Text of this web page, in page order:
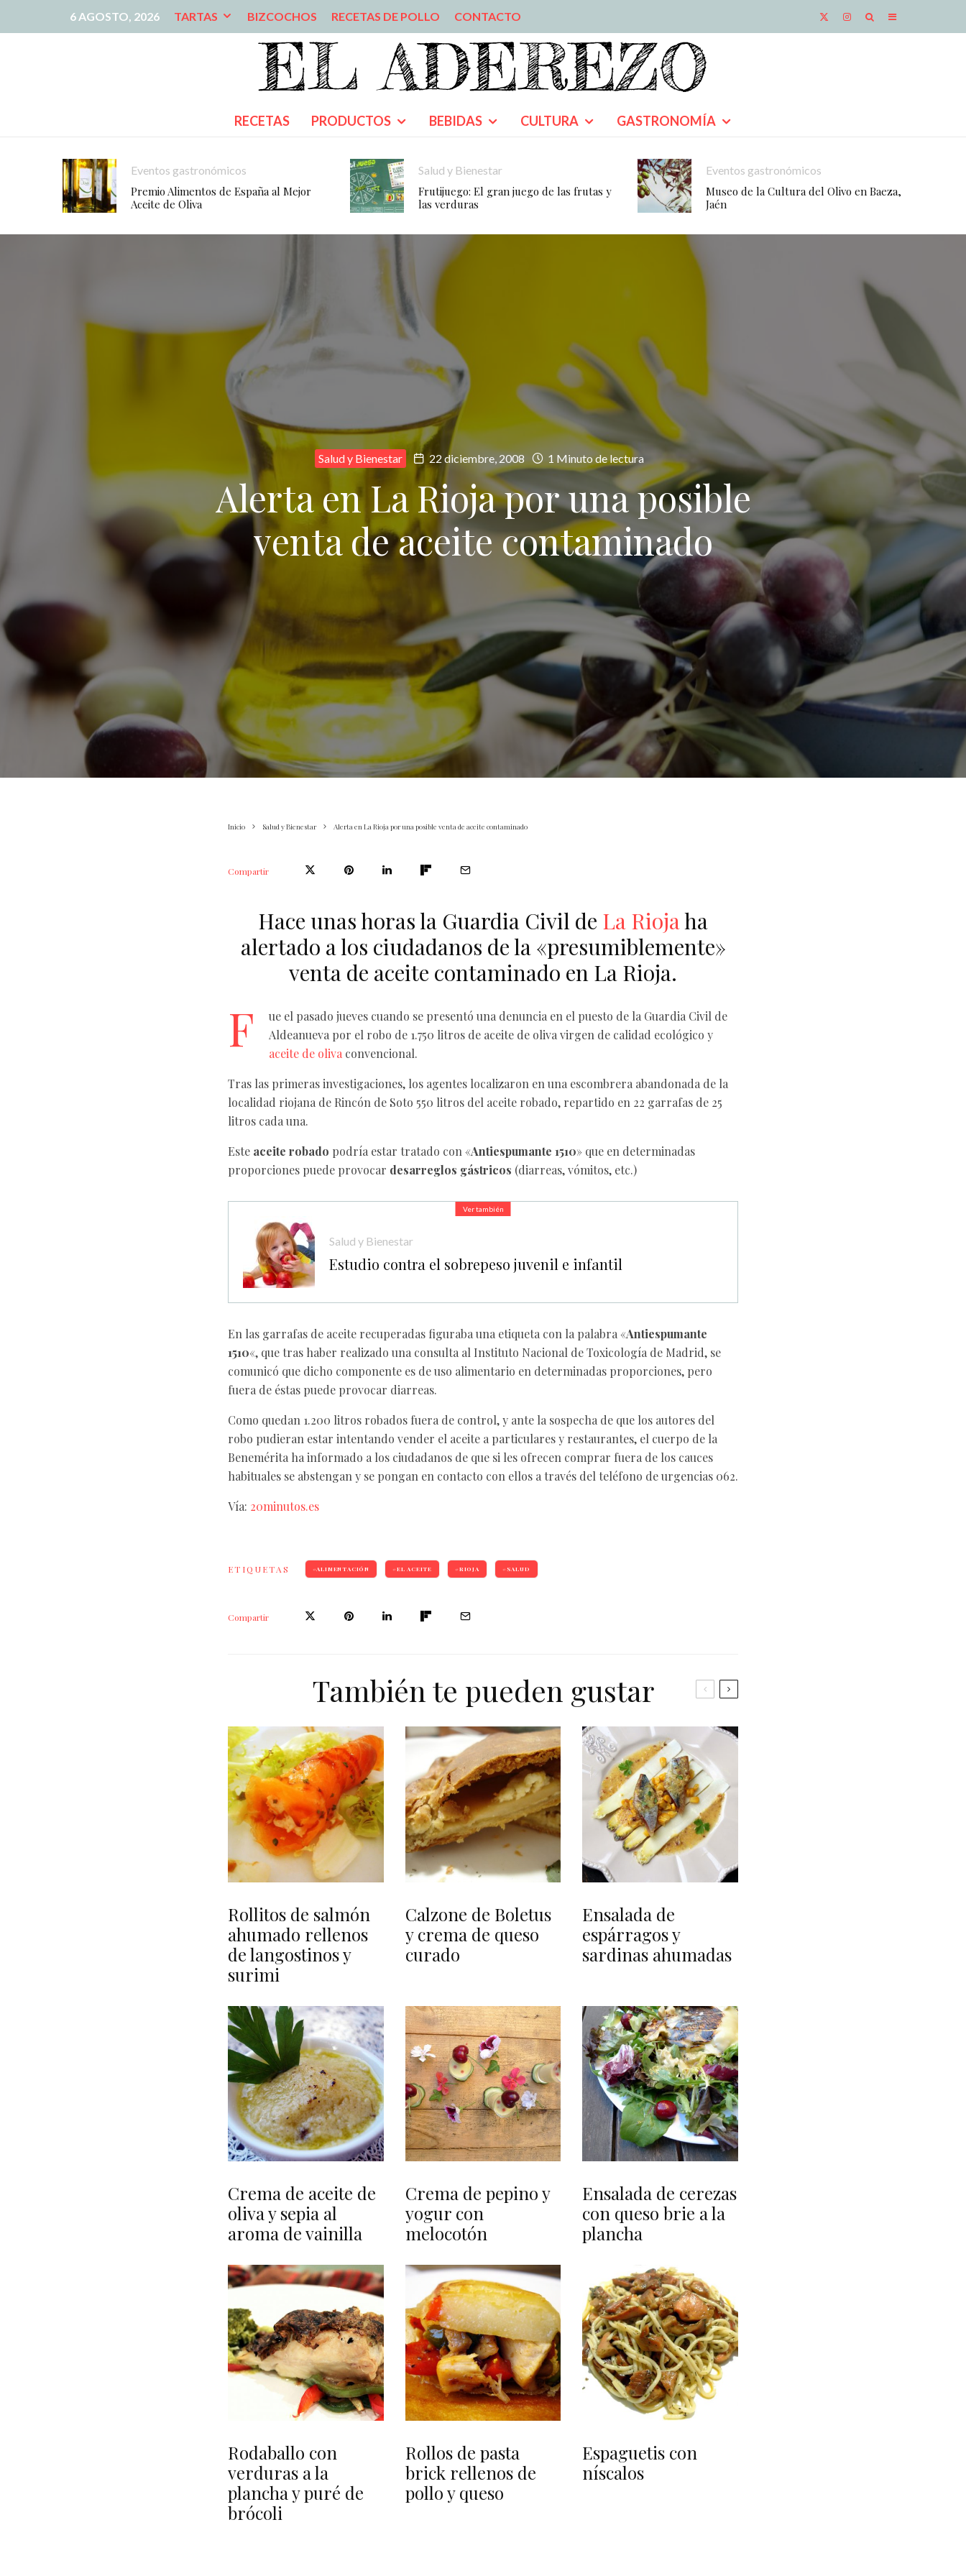
6 AGOSTO, 2026 TARTAS BIZCOCHOS RECETAS DE POLLO CONTACTO
RECETAS PRODUCTOS BEBIDAS CULTURA GASTRONOMÍA
Eventos gastronómicos
Premio Alimentos de España al Mejor
Aceite de Oliva
Salud y Bienestar
Frutijuego: El gran juego de las frutas y
las verduras
Eventos gastronómicos
Museo de la Cultura del Olivo en Baeza,
Jaén
Salud y Bienestar 22 diciembre, 2008 1 Minuto de lectura
Alerta en La Rioja por una posible
venta de aceite contaminado
Inicio Salud y Bienestar Alerta en La Rioja por una posible venta de aceite contaminado
Compartir
Hace unas horas la Guardia Civil de La Riojaha
alertado a los ciudadanos de la «presumiblemente»
venta de aceite contaminado en La Rioja.
F
ue el pasado jueves cuando se presentó una denuncia en el puesto de la Guardia Civil de
Aldeanueva por el robo de 1.750 litros de aceite de oliva virgen de calidad ecológico y
aceite de oliva convencional.
Tras las primeras investigaciones, los agentes localizaron en una escombrera abandonada de la
localidad riojana de Rincón de Soto 550 litros del aceite robado, repartido en 22 garrafas de 25
litros cada una.
Este aceite robado podría estar tratado con «Antiespumante 1510» que en determinadas
proporciones puede provocar desarreglos gástricos (diarreas, vómitos, etc.)
Ver también
Salud y Bienestar
Estudio contra el sobrepeso juvenil e infantil
En las garrafas de aceite recuperadas figuraba una etiqueta con la palabra «Antiespumante
1510«, que tras haber realizado una consulta al Instituto Nacional de Toxicología de Madrid, se
comunicó que dicho componente es de uso alimentario en determinadas proporciones, pero
fuera de éstas puede provocar diarreas.
Como quedan 1.200 litros robados fuera de control, y ante la sospecha de que los autores del
robo pudieran estar intentando vender el aceite a particulares y restaurantes, el cuerpo de la
Benemérita ha informado a los ciudadanos de que si les ofrecen comprar fuera de los cauces
habituales se abstengan y se pongan en contacto con ellos a través del teléfono de urgencias 062.
Vía: 20minutos.es
ETIQUETAS ALIMENTACIÓN EL ACEITE RIOJA SALUD
Compartir
También te pueden gustar
Rollitos de salmón
ahumado rellenos
de langostinos y
surimi
Calzone de Boletus
y crema de queso
curado
Ensalada de
espárragos y
sardinas ahumadas
Crema de aceite de
oliva y sepia al
aroma de vainilla
Crema de pepino y
yogur con
melocotón
Ensalada de cerezas
con queso brie a la
plancha
Rodaballo con
verduras a la
plancha y puré de
brócoli
Rollos de pasta
brick rellenos de
pollo y queso
Espaguetis con
níscalos